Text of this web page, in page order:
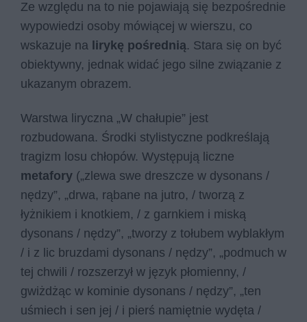
Ze względu na to nie pojawiają się bezpośrednie
wypowiedzi osoby mówiącej w wierszu, co
wskazuje na lirykę pośrednią. Stara się on być
obiektywny, jednak widać jego silne związanie z
ukazanym obrazem.
Warstwa liryczna „W chałupie” jest
rozbudowana. Środki stylistyczne podkreślają
tragizm losu chłopów. Występują liczne
metafory („zlewa swe dreszcze w dysonans /
nędzy”, „drwa, rąbane na jutro, / tworzą z
łyżnikiem i knotkiem, / z garnkiem i miską
dysonans / nędzy”, „tworzy z tołubem wyblakłym
/ i z lic bruzdami dysonans / nędzy”, „podmuch w
tej chwili / rozszerzył w język płomienny, /
gwiżdżąc w kominie dysonans / nędzy”, „ten
uśmiech i sen jej / i pierś namiętnie wydęta /